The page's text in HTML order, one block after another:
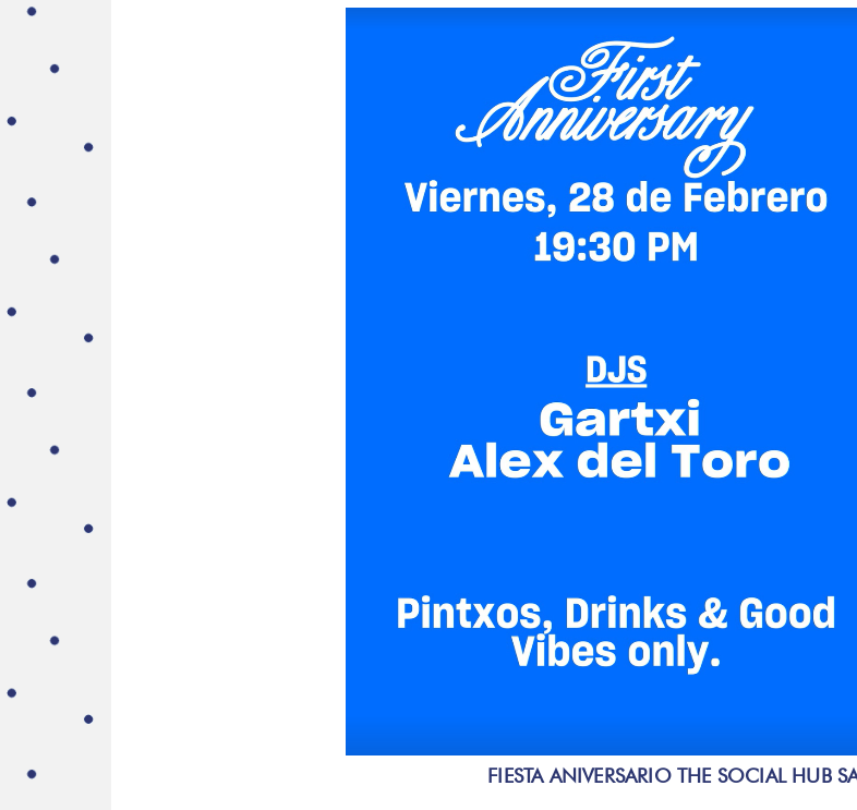
FIESTA ANIVERSARIO THE SOCIAL HUB